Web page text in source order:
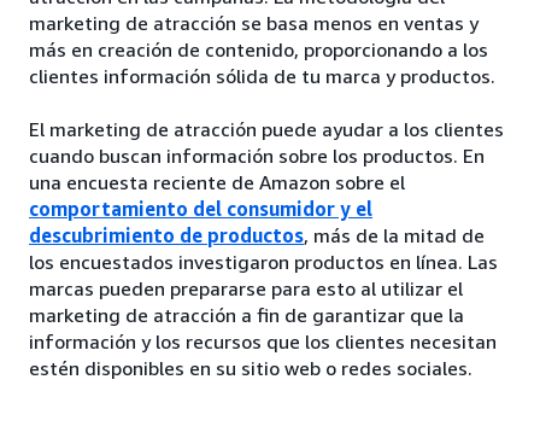
marketing de atracción se basa menos en ventas y
más en creación de contenido, proporcionando a los
clientes información sólida de tu marca y productos.
El marketing de atracción puede ayudar a los clientes
cuando buscan información sobre los productos. En
una encuesta reciente de Amazon sobre el
comportamiento del consumidor y el
descubrimiento de productos, más de la mitad de
los encuestados investigaron productos en línea. Las
marcas pueden prepararse para esto al utilizar el
marketing de atracción a fin de garantizar que la
información y los recursos que los clientes necesitan
estén disponibles en su sitio web o redes sociales.